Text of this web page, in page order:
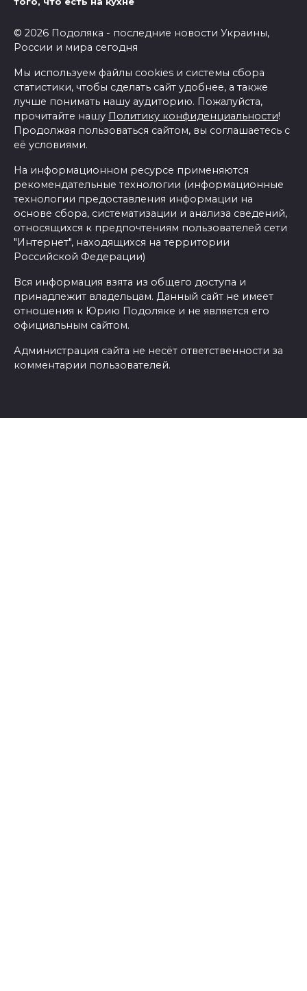
© 2026 Подоляка - последние новости Украины,
России и мира сегодня
Мы используем файлы cookies и системы сбора
статистики, чтобы сделать сайт удобнее, а также
лучше понимать нашу аудиторию. Пожалуйста,
прочитайте нашу Политику конфиденциальности!
Продолжая пользоваться сайтом, вы соглашаетесь с
её условиями.
На информационном ресурсе применяются
рекомендательные технологии (информационные
технологии предоставления информации на
основе сбора, систематизации и анализа сведений,
относящихся к предпочтениям пользователей сети
"Интернет", находящихся на территории
Российской Федерации)
Вся информация взята из общего доступа и
принадлежит владельцам. Данный сайт не имеет
отношения к Юрию Подоляке и не является его
официальным сайтом.
Администрация сайта не несёт ответственности за
комментарии пользователей.